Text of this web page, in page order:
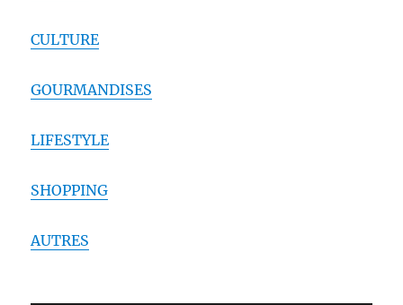
CULTURE
GOURMANDISES
LIFESTYLE
SHOPPING
AUTRES